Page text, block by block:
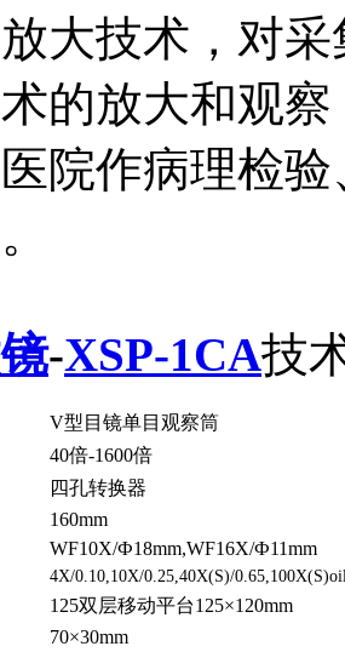
大技术，对
的放大和观
院作病理检
-XSP-1CA技
V型目镜单目观察筒
40倍-1600倍
四孔转换器
160mm
WF10X/Ф18mm,WF16X/Ф11mm
4X/0.10,10X/0.25,40X(S)/
125双层移动平台125×120mm
70×30mm